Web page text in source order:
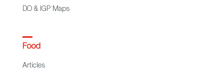
DO & IGP Maps
Food
Articles